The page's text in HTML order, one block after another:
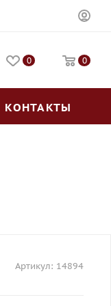
0 0
КОНТАКТЫ
Артикул: 14894